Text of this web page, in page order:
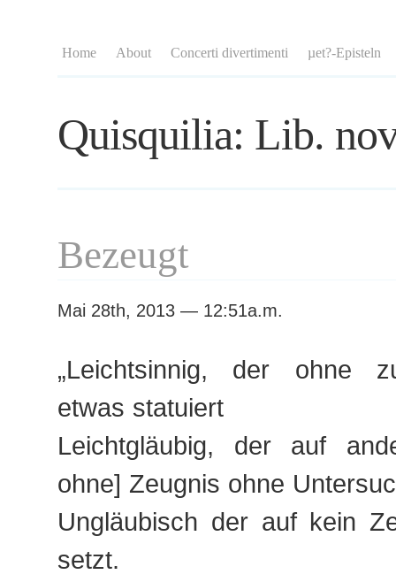
Home About Concerti divertimenti µet?-Episteln
Quisquilia: Lib.
Bezeugt
Mai 28th, 2013 — 12:51a.m.
„Leichtsinnig, der ohne
etwas statuiert
Leichtgläubig, der auf
ohne] Zeugnis ohne
Ungläubisch der auf kein
setzt.